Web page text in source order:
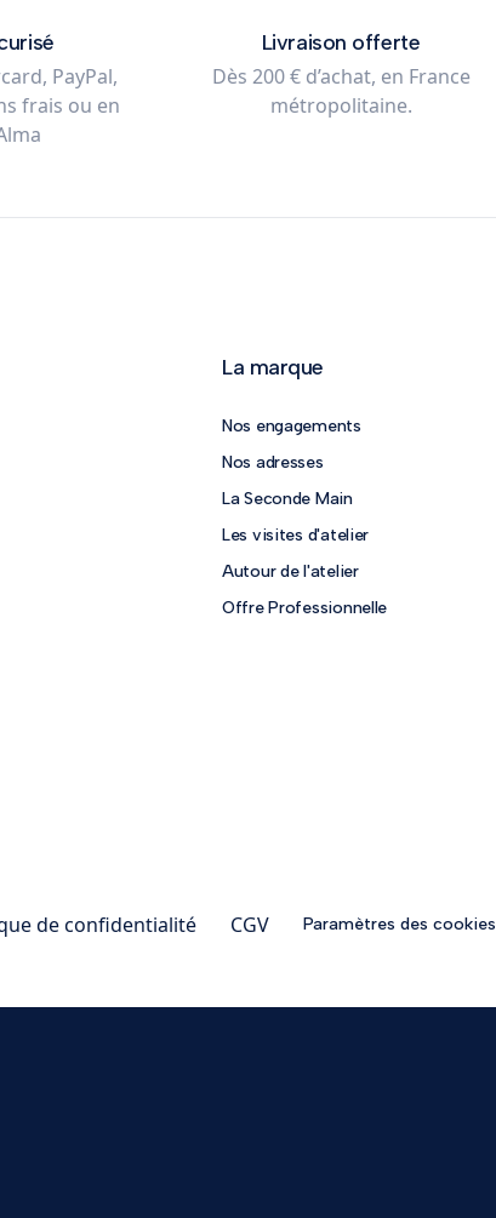
PayPal,
frais ou en
Livraison offerte
Dès 200 € d’achat, en France
métropolitaine.
La marque
Nos engagements
Nos adresses
La Seconde Main
Les visites d'atelier
Autour de l'atelier
Offre Professionnelle
de confidentialité CGV Paramètres des cookies